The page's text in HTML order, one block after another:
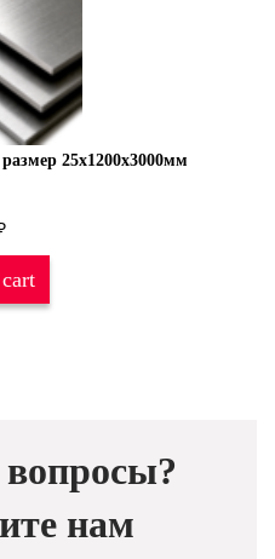
25х1200х3000мм
нам